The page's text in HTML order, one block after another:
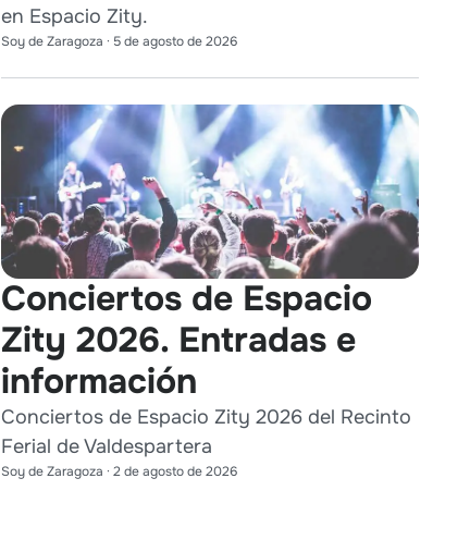
en Espacio Zity.
Soy de Zaragoza · 5 de agosto de 2026
Conciertos de Espacio
Zity 2026. Entradas e
información
Conciertos de Espacio Zity 2026 del Recinto
Ferial de Valdespartera
Soy de Zaragoza · 2 de agosto de 2026